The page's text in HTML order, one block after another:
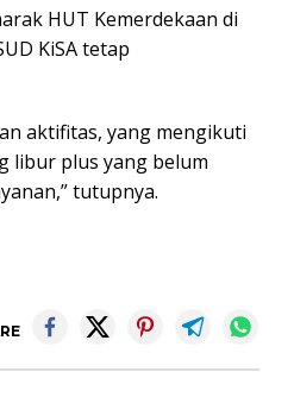
HUT Kemerdekaan di
KiSA tetap
aktifitas, yang mengikuti
libur plus yang belum
tutupnya.